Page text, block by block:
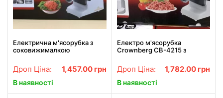
Електрична м'ясорубка з
соковижималкою
Дроп Ціна: 1,457.00 грн
В наявності
Електро м'ясорубка
Crownberg CB-4215 з
Дроп Ціна: 1,782.00 грн
В наявності